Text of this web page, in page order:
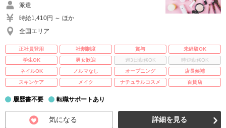
派遣
時給1,410円 ～ ほか
全国エリア
正社員登用 社割制度 賞与
未経験OK
学生OK
男女歓迎 週3日勤務OK
時短勤務OK
ネイルOK
ノルマなし オープニング
店長候補
スキンケア
メイク ナチュラルコスメ 百貨店
履歴書不要 転職サポートあり
気になる 詳細を見る